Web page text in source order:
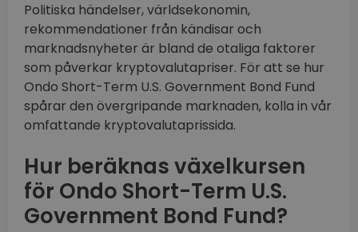
Politiska händelser, världsekonomin,
rekommendationer från kändisar och
marknadsnyheter är bland de otaliga faktorer
som påverkar kryptovalutapriser. För att se hur
Ondo Short-Term U.S. Government Bond Fund
spårar den övergripande marknaden, kolla in vår
omfattande kryptovalutaprissida.
Hur beräknas växelkursen
för Ondo Short-Term U.S.
Government Bond Fund?